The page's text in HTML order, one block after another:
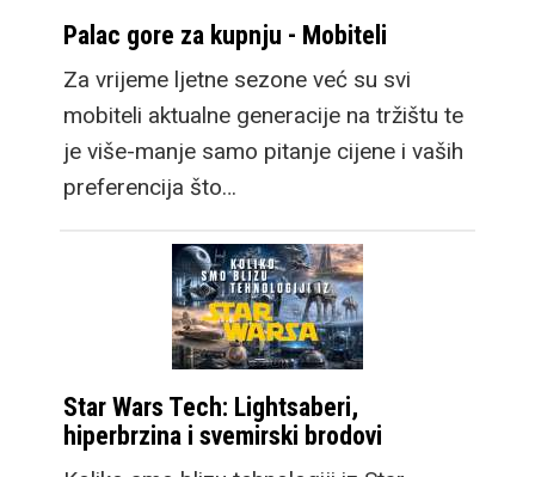
Palac gore za kupnju - Mobiteli
Za vrijeme ljetne sezone već su svi
mobiteli aktualne generacije na tržištu te
je više-manje samo pitanje cijene i vaših
preferencija što…
Star Wars Tech: Lightsaberi,
hiperbrzina i svemirski brodovi